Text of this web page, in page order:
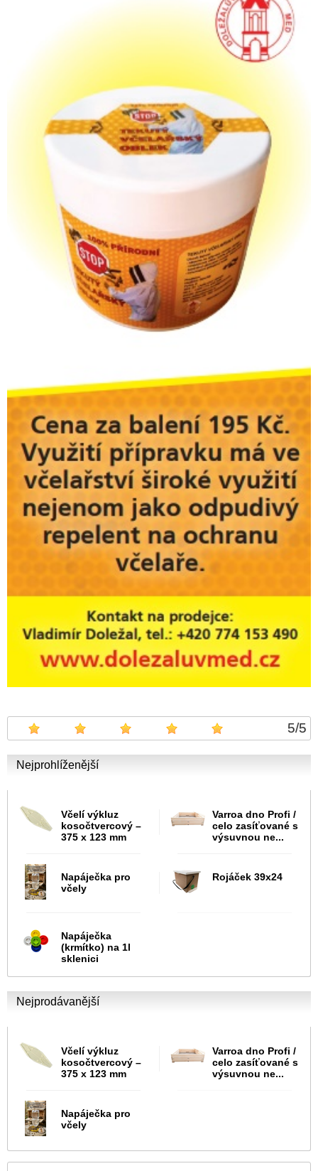
5/5
Nejprohlíženější
Včelí výkluz
kosočtvercový –
375 x 123 mm
Varroa dno Profi /
celo zasíťované s
výsuvnou ne...
Napáječka pro
včely
Rojáček 39x24
Napáječka
(krmítko) na 1l
sklenici
Nejprodávanější
Včelí výkluz
kosočtvercový –
375 x 123 mm
Varroa dno Profi /
celo zasíťované s
výsuvnou ne...
Napáječka pro
včely